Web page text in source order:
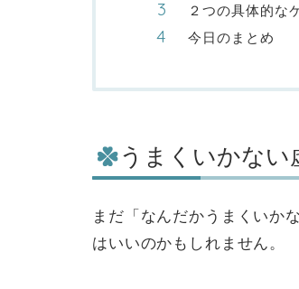
２つの具体的な
今日のまとめ
うまくいかない
まだ「なんだかうまくいか
はいいのかもしれません。